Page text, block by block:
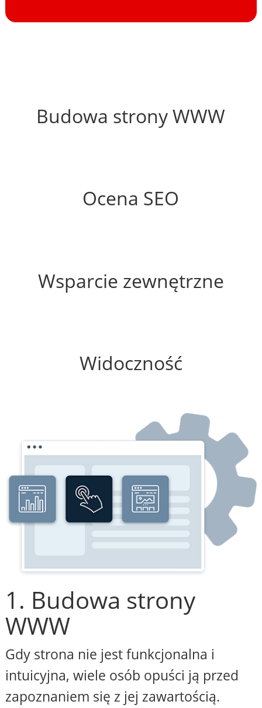
Budowa strony WWW
Ocena SEO
Wsparcie zewnętrzne
Widoczność
1. Budowa strony
WWW
Gdy strona nie jest funkcjonalna i
intuicyjna, wiele osób opuści ją przed
zapoznaniem się z jej zawartością.